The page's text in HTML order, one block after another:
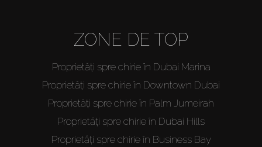
ZONE DE TOP
Proprietăți spre chirie în Dubai Marina
Proprietăți spre chirie în Downtown Dubai
Proprietăți spre chirie în Palm Jumeirah
Proprietăți spre chirie în Dubai Hills
Proprietăți spre chirie în Business Bay